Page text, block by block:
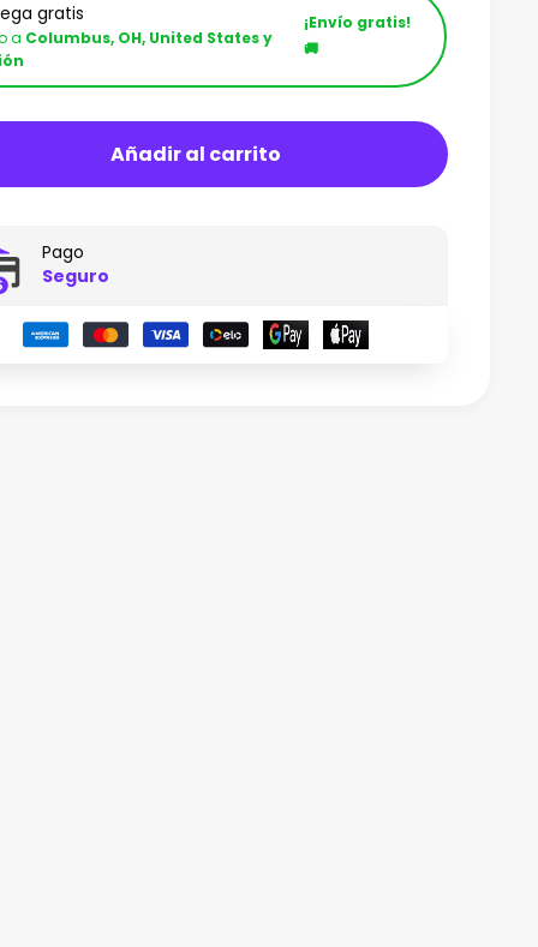
gratis
a Columbus, OH, United States y
¡Envío gratis!
🚚
Añadir al carrito
Pago
Seguro